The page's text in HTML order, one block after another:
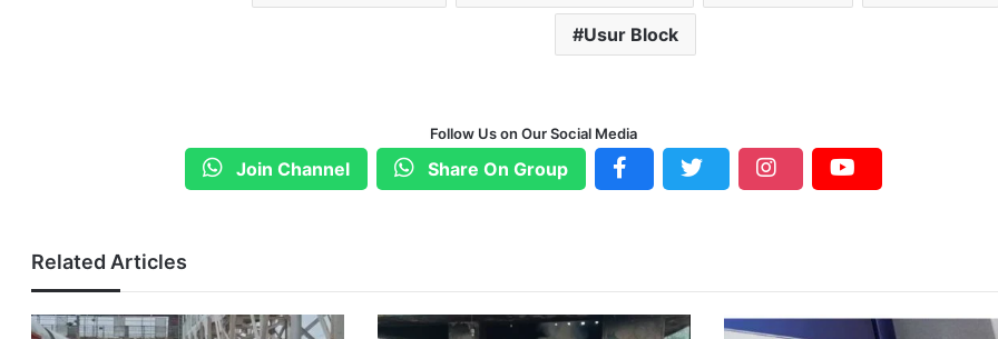
Usur Block
Follow Us on Our Social Media
Join Channel Share On Group
Related Articles